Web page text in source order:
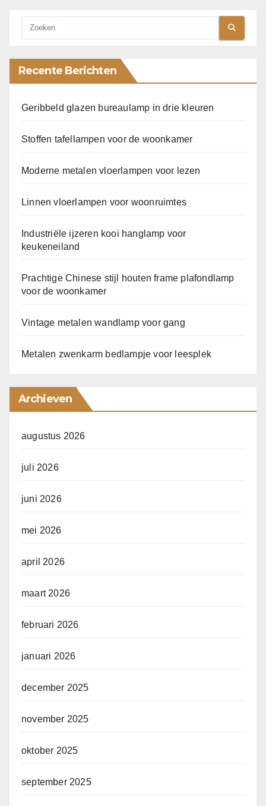
Recente Berichten
Geribbeld glazen bureaulamp in drie kleuren
Stoffen tafellampen voor de woonkamer
Moderne metalen vloerlampen voor lezen
Linnen vloerlampen voor woonruimtes
Industriële ijzeren kooi hanglamp voor
keukeneiland
Prachtige Chinese stijl houten frame plafondlamp
voor de woonkamer
Vintage metalen wandlamp voor gang
Metalen zwenkarm bedlampje voor leesplek
Archieven
augustus 2026
juli 2026
juni 2026
mei 2026
april 2026
maart 2026
februari 2026
januari 2026
december 2025
november 2025
oktober 2025
september 2025